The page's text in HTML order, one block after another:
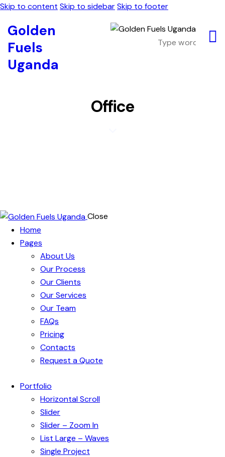
Skip to content Skip to sidebarSkip to footer
Golden
Fuels
Uganda
Office
Close
Home
Pages
About Us
Our Process
Our Clients
Our Services
Our Team
FAQs
Pricing
Contacts
Request a Quote
Portfolio
Horizontal Scroll
Slider
Slider – Zoom In
List Large – Waves
Single Project